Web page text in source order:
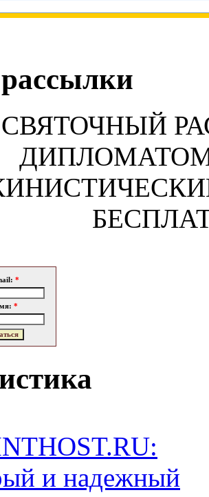
СВЯТОЧНЫЙ
*
*